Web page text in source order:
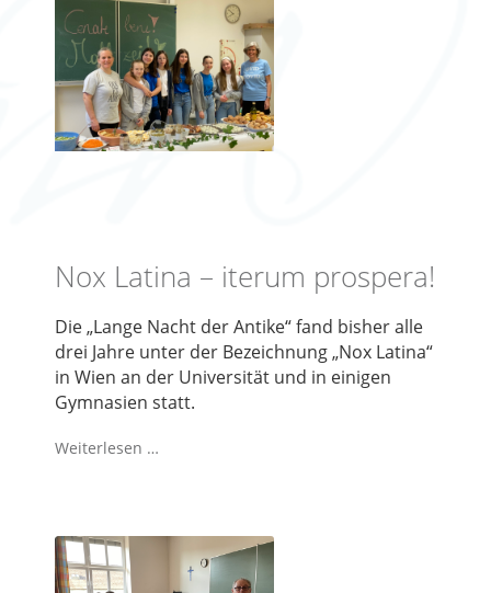
Nox Latina – iterum prospera!
Die „Lange Nacht der Antike“ fand bisher alle
drei Jahre unter der Bezeichnung „Nox Latina“
in Wien an der Universität und in einigen
Gymnasien statt.
Weiterlesen …